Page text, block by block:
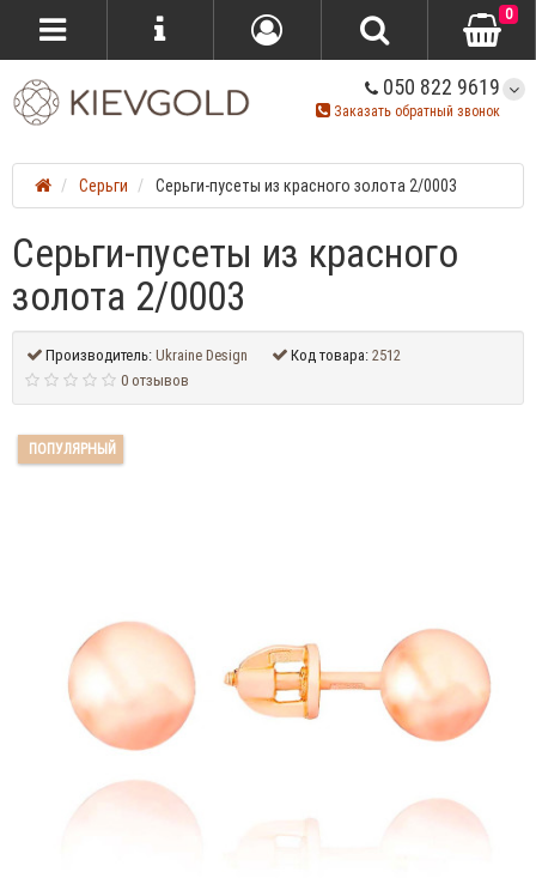
050 822 9619
Заказать обратный звонок
0
Серьги Серьги-пусеты из красного золота 2/0003
Серьги-пусеты из красного
золота 2/0003
Производитель:Ukraine Design Код товара:2512
0 отзывов
ПОПУЛЯРНЫЙ